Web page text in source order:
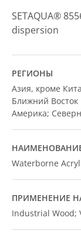
SETAQUA®
dispersion
РЕГИОНЫ
Азия, кроме
Ближний
Америка;
Waterborne
ПРИМЕНЕНИЕ
Industrial Wood;